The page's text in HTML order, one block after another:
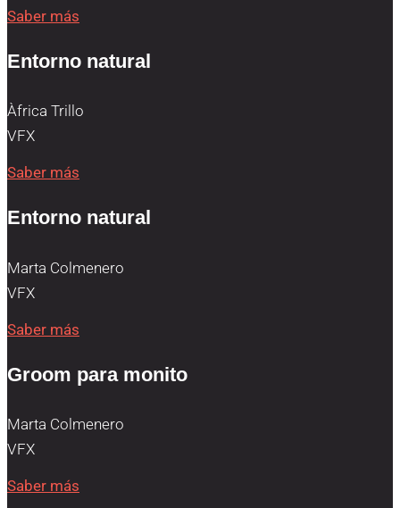
Saber más
Entorno natural
Àfrica Trillo
VFX
Saber más
Entorno natural
Marta Colmenero
VFX
Saber más
Groom para monito
Marta Colmenero
VFX
Saber más